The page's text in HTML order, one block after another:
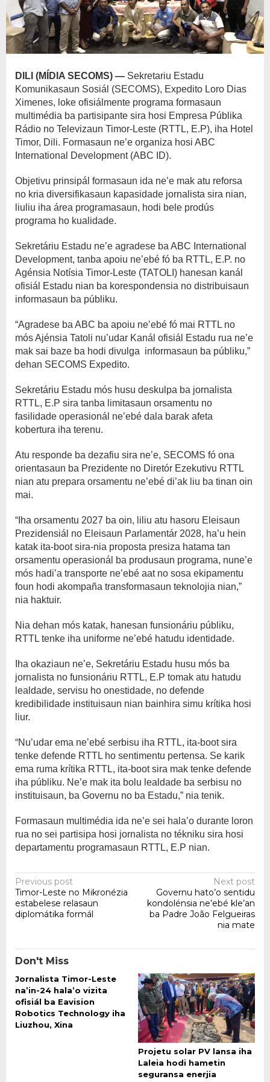
DILI (MÍDIA SECOMS) — Sekretariu Estadu
Komunikasaun Sosiál (SECOMS), Expedito Loro Dias
Ximenes, loke ofisiálmente programa formasaun
multimédia ba partisipante sira hosi Empresa Públika
Rádio no Televizaun Timor-Leste (RTTL, E.P), iha Hotel
Timor, Dili. Formasaun ne’e organiza hosi ABC
International Development (ABC ID).
Objetivu prinsipál formasaun ida ne’e mak atu reforsa
no kria diversifikasaun kapasidade jornalista sira nian,
liuliu iha área programasaun, hodi bele prodús
programa ho kualidade.
Sekretáriu Estadu ne’e agradese ba ABC International
Development, tanba apoiu ne’ebé fó ba RTTL, E.P. no
Agénsia Notísia Timor-Leste (TATOLI) hanesan kanál
ofisiál Estadu nian ba korespondensia no distribuisaun
informasaun ba públiku.
“Agradese ba ABC ba apoiu ne’ebé fó mai RTTL no
mós Ajénsia Tatoli nu’udar Kanál ofisiál Estadu rua ne’e
mak sai baze ba hodi divulga informasaun ba públiku,”
dehan SECOMS Expedito.
Sekretáriu Estadu mós husu deskulpa ba jornalista
RTTL, E.P sira tanba limitasaun orsamentu no
fasilidade operasionál ne’ebé dala barak afeta
kobertura iha terenu.
Atu responde ba dezafiu sira ne’e, SECOMS fó ona
orientasaun ba Prezidente no Diretór Ezekutivu RTTL
nian atu prepara orsamentu ne’ebé di’ak liu ba tinan oin
mai.
“Iha orsamentu 2027 ba oin, liliu atu hasoru Eleisaun
Prezidensiál no Eleisaun Parlamentár 2028, ha’u hein
katak ita-boot sira-nia proposta presiza hatama tan
orsamentu operasionál ba produsaun programa, nune’e
mós hadi’a transporte ne’ebé aat no sosa ekipamentu
foun hodi akompaña transformasaun teknolojia nian,”
nia haktuir.
Nia dehan mós katak, hanesan funsionáriu públiku,
RTTL tenke iha uniforme ne’ebé hatudu identidade.
Iha okaziaun ne’e, Sekretáriu Estadu husu mós ba
jornalista no funsionáriu RTTL, E.P tomak atu hatudu
lealdade, servisu ho onestidade, no defende
kredibilidade instituisaun nian bainhira simu krítika hosi
liur.
“Nu’udar ema ne’ebé serbisu iha RTTL, ita-boot sira
tenke defende RTTL ho sentimentu pertensa. Se karik
ema ruma krítika RTTL, ita-boot sira mak tenke defende
iha públiku. Ne’e mak ita bolu lealdade ba serbisu no
instituisaun, ba Governu no ba Estadu,” nia tenik.
Formasaun multimédia ida ne’e sei hala’o durante loron
rua no sei partisipa hosi jornalista no tékniku sira hosi
departamentu programasaun RTTL, E.P nian.
Post
navigation
Previous post
Timor-Leste no Mikronézia
estabelese relasaun
diplomátika formál
Next post
Governu hato’o sentidu
kondolénsia ne’ebé kle’an
ba Padre João Felgueiras
nia mate
Don't Miss
Jornalista Timor-Leste
na’in-24 hala’o vizita
ofisiál ba Eavision
Robotics Technology iha
Liuzhou, Xina
Projetu solar PV lansa iha
Laleia hodi hametin
seguransa enerjia